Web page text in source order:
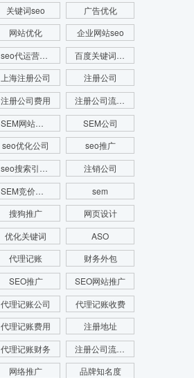
关键词seo
广告优化
网站优化
企业网站seo
seo代运营公司
百度关键词优化
上海注册公司
注册公司
注册公司费用
注册公司流程及费用
SEM网站推广
SEM公司
seo优化公司
seo推广
seo搜索引擎优化
注销公司
SEM竞价推广
sem
搜狗推广
网页设计
优化关键词
ASO
代理记账
财务外包
SEO推广
SEO网站推广
代理记账公司
代理记账收费
代理记账费用
注册地址
代理记账财务
注册公司流程费用
网络推广
品牌知名度